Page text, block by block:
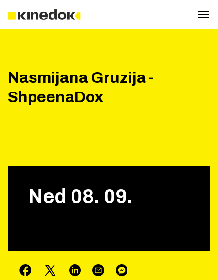
Nasmijana Gruzija -
ShpeenaDox
Ned 08. 09.